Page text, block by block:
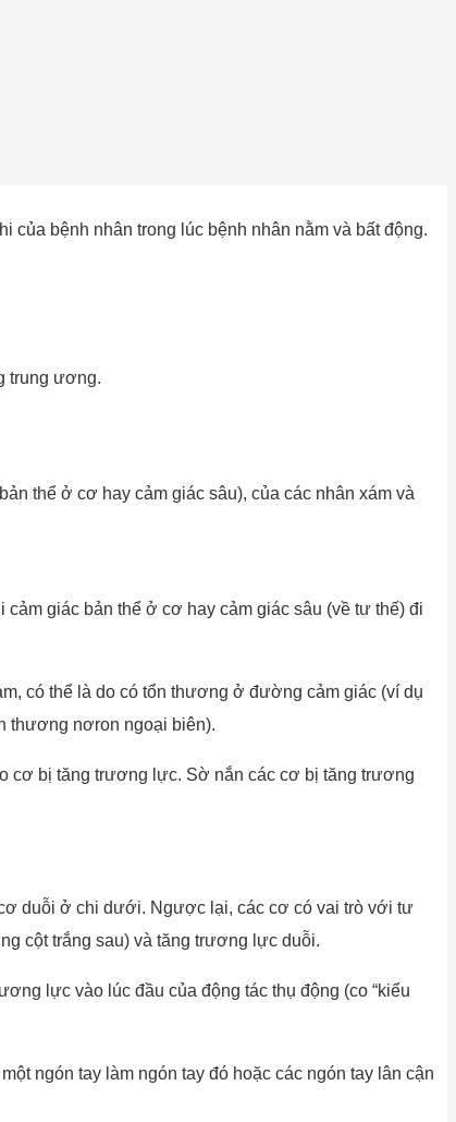
bệnh nhân trong lúc bệnh nhân nằm và bất động.
trung ương.
thể ở cơ hay cảm giác sâu), của các nhân xám và
giác bản thể ở cơ hay cảm giác sâu (về tư thế) đi
có thể là do có tổn thương ở đường cảm giác (ví dụ
thương nơron ngoại biên).
cơ bị tăng trương lực. Sờ nắn các cơ bị tăng trương
duỗi ở chi dưới. Ngược lại, các cơ có vai trò với tư
cột trắng sau) và tăng trương lực duỗi.
lực vào lúc đầu của động tác thụ động (co “kiểu
ngón tay làm ngón tay đó hoặc các ngón tay lân cận